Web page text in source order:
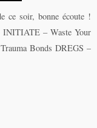
ce soir, bonne écoute !
– Waste Your
Bonds DREGS –